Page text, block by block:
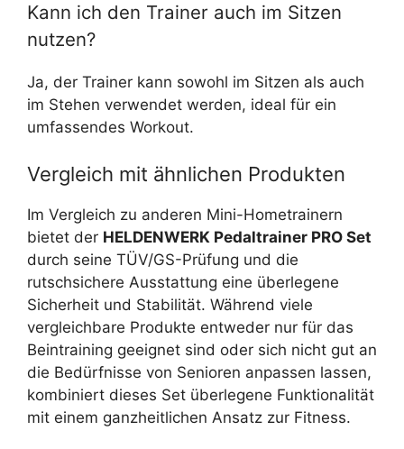
Kann ich den Trainer auch im Sitzen
nutzen?
Ja, der Trainer kann sowohl im Sitzen als auch
im Stehen verwendet werden, ideal für ein
umfassendes Workout.
Vergleich mit ähnlichen Produkten
Im Vergleich zu anderen Mini-Hometrainern
bietet der HELDENWERK Pedaltrainer PRO Set
durch seine TÜV/GS-Prüfung und die
rutschsichere Ausstattung eine überlegene
Sicherheit und Stabilität. Während viele
vergleichbare Produkte entweder nur für das
Beintraining geeignet sind oder sich nicht gut an
die Bedürfnisse von Senioren anpassen lassen,
kombiniert dieses Set überlegene Funktionalität
mit einem ganzheitlichen Ansatz zur Fitness.